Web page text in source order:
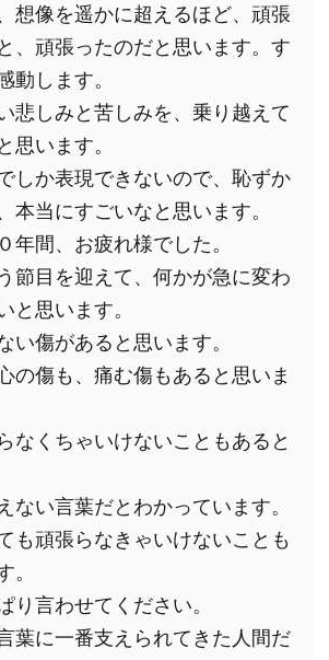
想像を遥かに超えるほど、頑張
、頑張ったのだと思います。す
動します。
悲しみと苦しみを、乗り越えて
思います。
しか表現できないので、恥ずか
本当にすごいなと思います。
間、お疲れ様でした。
節目を迎えて、何かが急に変わ
と思います。
傷があると思います。
の傷も、痛む傷もあると思いま
なくちゃいけないこともあると
い言葉だとわかっています。
も頑張らなきゃいけないことも
。
言わせてください。
葉に一番支えられてきた人間だ